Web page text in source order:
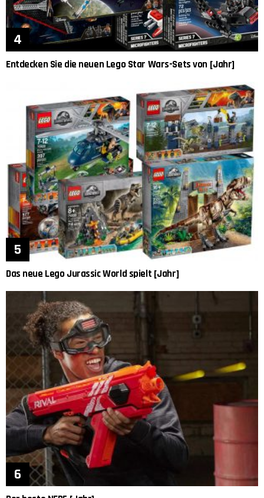
Entdecken Sie die neuen Lego Star Wars-Sets von [Jahr]
Das neue Lego Jurassic World spielt [Jahr]